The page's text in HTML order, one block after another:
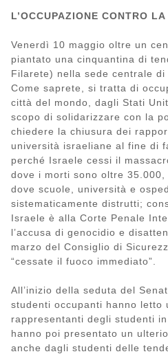
L’OCCUPAZIONE CONTRO
Venerdì 10 maggio oltre un
piantato una cinquantina di
Filarete) nella sede centrale di
Come saprete, si tratta di
città del mondo, dagli Stati
scopo di solidarizzare con la
chiedere la chiusura dei
università israeliane al fine di
perché Israele cessi il
dove i morti sono oltre
dove scuole, università e
sistematicamente distrutti;
Israele è alla Corte Penale
l’accusa di genocidio e
marzo del Consiglio di
“cessate il fuoco immediato”.
All’inizio della seduta del
studenti occupanti hanno letto
rappresentanti degli studenti
hanno poi presentato un
anche dagli studenti delle